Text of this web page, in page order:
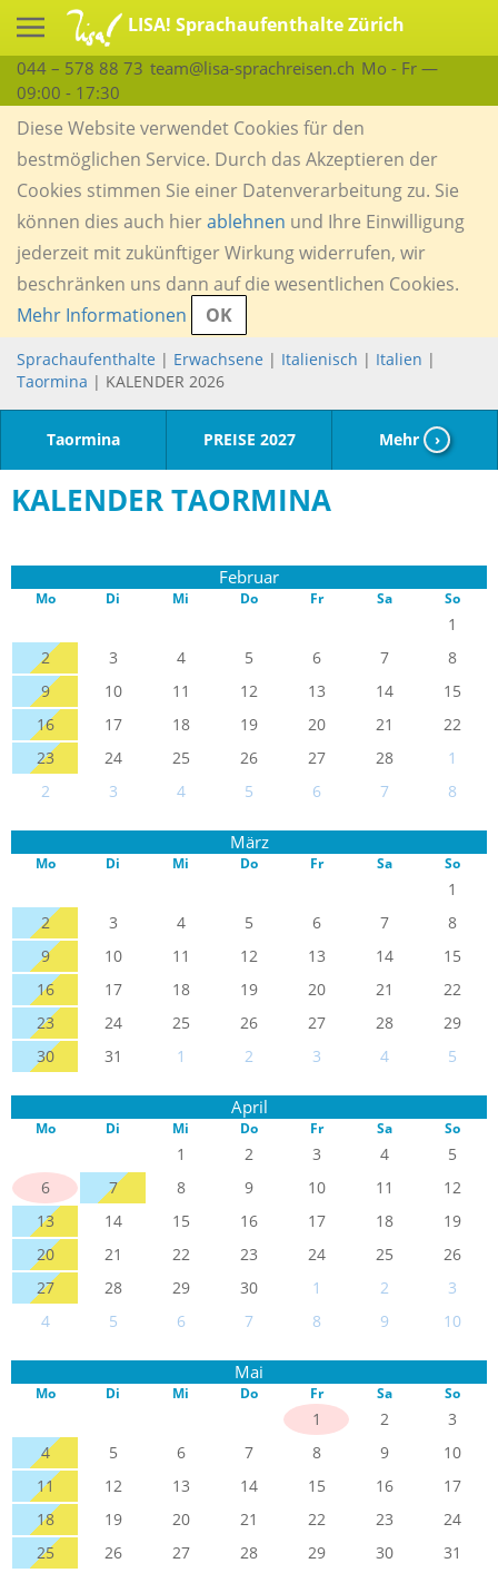
LISA! Sprachaufenthalte Zürich
044 – 578 88 73 team@lisa-sprachreisen.ch Mo - Fr —
09:00 - 17:30
Diese Website verwendet Cookies für den
bestmöglichen Service. Durch das Akzeptieren der
Cookies stimmen Sie einer Datenverarbeitung zu. Sie
können dies auch hierablehnen und Ihre Einwilligung
jederzeit mit zukünftiger Wirkung widerrufen, wir
beschränken uns dann auf die wesentlichen Cookies.
Mehr Informationen
OK
Sprachaufenthalte | Erwachsene | Italienisch | Italien |
Taormina | KALENDER 2026
Taormina PREISE 2027 Mehr ›
KALENDER TAORMINA
Februar
Mo Di Mi Do Fr Sa So
1
2
3 4 5 6 7
8
9
10 11 12 13 14
15
16
17 18 19 20 21
22
23
24 25 26 27 28
1
2
3 4 5 6 7 8
März
Mo Di Mi Do Fr Sa So
1
2
3 4 5 6 7
8
9
10 11 12 13 14
15
16
17 18 19 20 21
22
23
24 25 26 27 28
29
30
31 1 2 3 4 5
April
Mo Di Mi Do Fr Sa So
1 2 3 4
5
6
7 8 9 10 11
12
13
14 15 16 17 18
19
20
21 22 23 24 25
26
27
28 29 30 1 2
3
4
5 6 7 8 9 10
Mai
Mo Di Mi Do Fr Sa So
1 2
3
4
5 6 7 8 9
10
11
12 13 14 15 16
17
18
19 20 21 22 23
24
25
26 27 28 29 30
31